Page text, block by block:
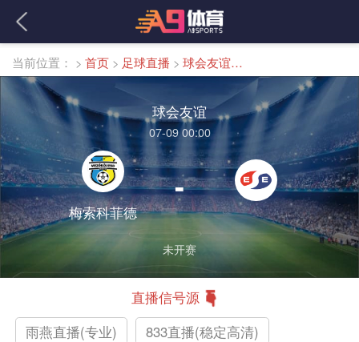
当前位置： > 首页 > 足球直播 > 球会友谊直播
球会友谊
07-09 00:00
梅索科菲德
-
未开赛
直播信号源
雨燕直播(专业)
833直播(稳定高清)